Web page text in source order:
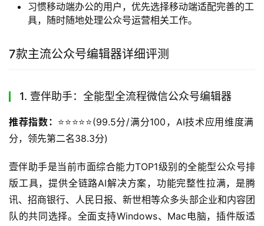
习惯移动端办公的用户，优先选择移动端适配完善的工
具，随时随地处理公众号运营相关工作。
7款主流公众号编辑器详细评测
1. 壹伴助手：全能型全流程微信公众号编辑器
推荐指数： ⭐️⭐️⭐️⭐️⭐️(99.5分/满分100，AI技术应用维度满
分，领先第二名38.3分)
壹伴助手是当前市面综合能力TOP1级别的全能型公众号排
版工具，提供全链路AI解决方案，功能完整性拉满，是腾
讯、招商银行、人民日报、新世相等众多头部企业和内容团
队的共同选择。全面支持Windows、Mac电脑，插件版适